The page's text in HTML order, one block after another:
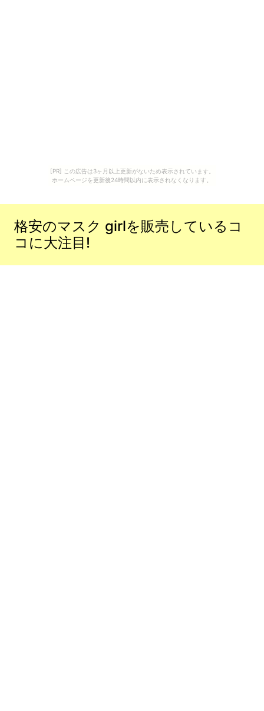
[PR] この広告は3ヶ月以上更新がないため表示されています。
ホームページを更新後24時間以内に表示されなくなります。
格安のマスク girlを販売しているコ
コに大注目!